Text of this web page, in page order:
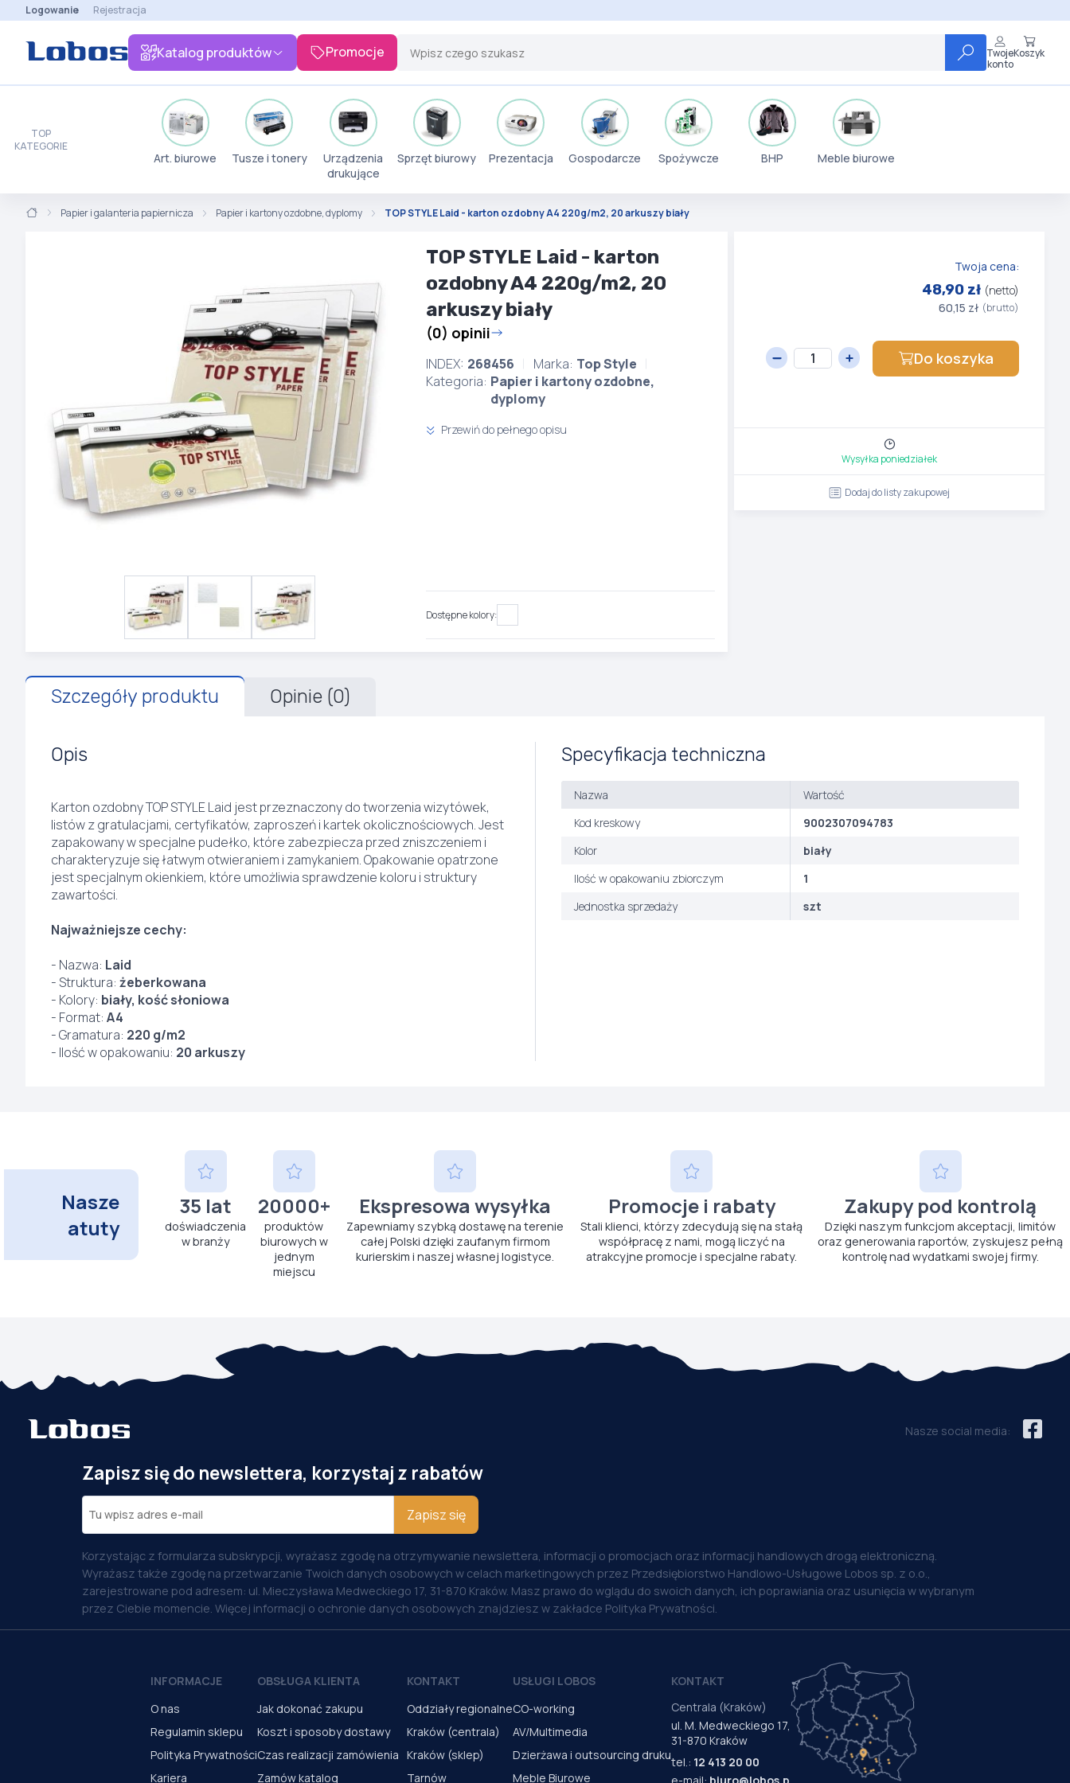
Logowanie Rejestracja
Katalog produktów Promocje
Twoje
konto
Koszyk
TOP
KATEGORIE
Art. biurowe Tusze i tonery
Urządzenia
drukujące
Sprzęt biurowy Prezentacja Gospodarcze Spożywcze BHP Meble biurowe
Papier i galanteria papiernicza Papier i kartony ozdobne, dyplomy TOP STYLE Laid - karton ozdobny A4 220g/m2, 20 arkuszy biały
TOP STYLE Laid - karton
ozdobny A4 220g/m2, 20
arkuszy biały
(0) opinii
INDEX: 268456 Marka: Top Style
Kategoria: Papier i kartony ozdobne,
dyplomy
Przewiń do pełnego opisu
Dostępne kolory:
Twoja cena:
48,90 zł (netto)
60,15 zł (brutto)
Do koszyka
Wysyłka poniedziałek
Dodaj do listy zakupowej
Szczegóły produktu Opinie (0)
Opis
Karton ozdobny TOP STYLE Laid jest przeznaczony do tworzenia wizytówek,
listów z gratulacjami, certyfikatów, zaproszeń i kartek okolicznościowych. Jest
zapakowany w specjalne pudełko, które zabezpiecza przed zniszczeniem i
charakteryzuje się łatwym otwieraniem i zamykaniem. Opakowanie opatrzone
jest specjalnym okienkiem, które umożliwia sprawdzenie koloru i struktury
zawartości.
Najważniejsze cechy:
- Nazwa: Laid
- Struktura: żeberkowana
- Kolory: biały, kość słoniowa
- Format: A4
- Gramatura: 220 g/m2
- Ilość w opakowaniu: 20 arkuszy
Specyfikacja techniczna
Nazwa
Wartość
Kod kreskowy
9002307094783
Kolor
biały
Ilość w opakowaniu zbiorczym
1
Jednostka sprzedaży
szt
Nasze
atuty
35 lat
doświadczenia
w branży
20000+
produktów
biurowych w
jednym
miejscu
Ekspresowa wysyłka
Zapewniamy szybką dostawę na terenie
całej Polski dzięki zaufanym firmom
kurierskim i naszej własnej logistyce.
Promocje i rabaty
Stali klienci, którzy zdecydują się na stałą
współpracę z nami, mogą liczyć na
atrakcyjne promocje i specjalne rabaty.
Zakupy pod kontrolą
Dzięki naszym funkcjom akceptacji, limitów
oraz generowania raportów, zyskujesz pełną
kontrolę nad wydatkami swojej firmy.
Nasze social media:
Zapisz się do newslettera, korzystaj z rabatów
Zapisz się
Korzystając z formularza subskrypcji, wyrażasz zgodę na otrzymywanie newslettera, informacji o promocjach oraz informacji handlowych drogą elektroniczną.
Wyrażasz także zgodę na przetwarzanie Twoich danych osobowych w celach marketingowych przez Przedsiębiorstwo Handlowo-Usługowe Lobos sp. z o.o.,
zarejestrowane pod adresem: ul. Mieczysława Medweckiego 17, 31-870 Kraków. Masz prawo do wglądu do swoich danych, ich poprawiania oraz usunięcia w wybranym
przez Ciebie momencie. Więcej informacji o ochronie danych osobowych znajdziesz w zakładce Polityka Prywatności.
INFORMACJE
O nas
Regulamin sklepu
Polityka Prywatności
Kariera
OBSŁUGA KLIENTA
Jak dokonać zakupu
Koszt i sposoby dostawy
Czas realizacji zamówienia
Zamów katalog
KONTAKT
Oddziały regionalne
Kraków (centrala)
Kraków (sklep)
Tarnów
USŁUGI LOBOS
CO-working
AV/Multimedia
Dzierżawa i outsourcing druku
Meble Biurowe
KONTAKT
Centrala (Kraków)
ul. M. Medweckiego 17,
31-870 Kraków
tel.: 12 413 20 00